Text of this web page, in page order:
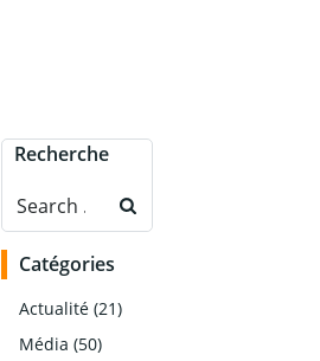
Recherche
Search
for:
Catégories
Actualité (21)
Média (50)